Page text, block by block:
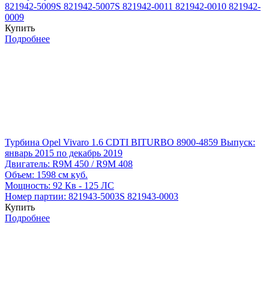
821942-5009S 821942-5007S 821942-0011 821942-0010 821942-
0009
Купить
Подробнее
Турбина Opel Vivaro 1.6 CDTI BITURBO 8900-4859 Выпуск:
январь 2015 по декабрь 2019
Двигатель: R9M 450 / R9M 408
Объем: 1598 см куб.
Мощность: 92 Кв - 125 ЛС
Номер партии: 821943-5003S 821943-0003
Купить
Подробнее